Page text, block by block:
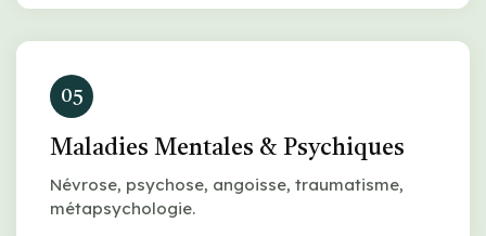
05
Maladies Mentales & Psychiques
Névrose, psychose, angoisse, traumatisme,
métapsychologie.